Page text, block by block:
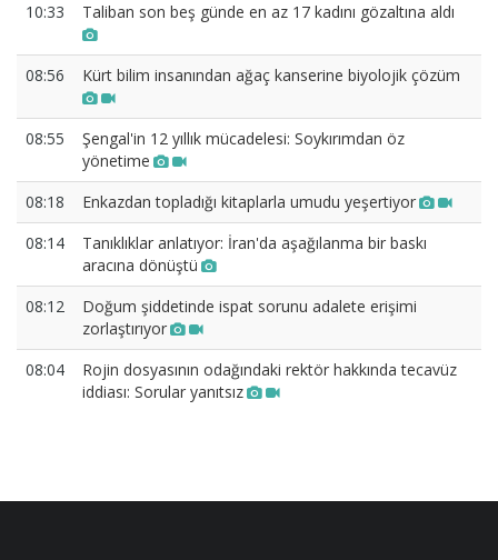
10:33
Taliban son beş günde en az 17 kadını gözaltına aldı
08:56 Kürt bilim insanından ağaç kanserine biyolojik çözüm
08:55
Şengal'in 12 yıllık mücadelesi: Soykırımdan öz
yönetime
08:18
Enkazdan topladığı kitaplarla umudu yeşertiyor
08:14
Tanıklıklar anlatıyor: İran'da aşağılanma bir baskı
aracına dönüştü
08:12
Doğum şiddetinde ispat sorunu adalete erişimi
zorlaştırıyor
08:04
Rojin dosyasının odağındaki rektör hakkında tecavüz
iddiası: Sorular yanıtsız